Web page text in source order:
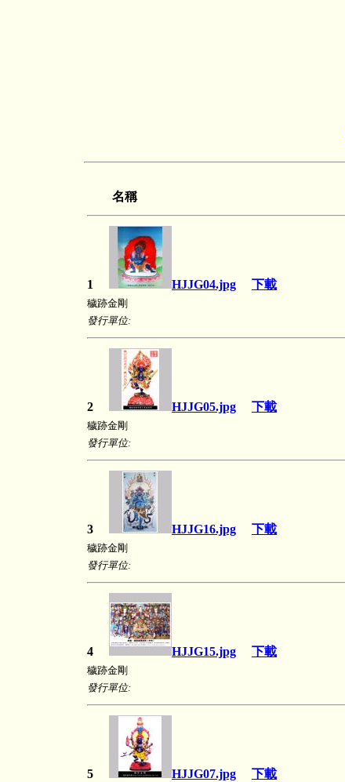
名稱
1 HJJG04.jpg 下載
穢跡金剛
發行單位:
2 HJJG05.jpg 下載
穢跡金剛
發行單位:
3 HJJG16.jpg 下載
穢跡金剛
發行單位:
4 HJJG15.jpg 下載
穢跡金剛
發行單位:
5 HJJG07.jpg 下載